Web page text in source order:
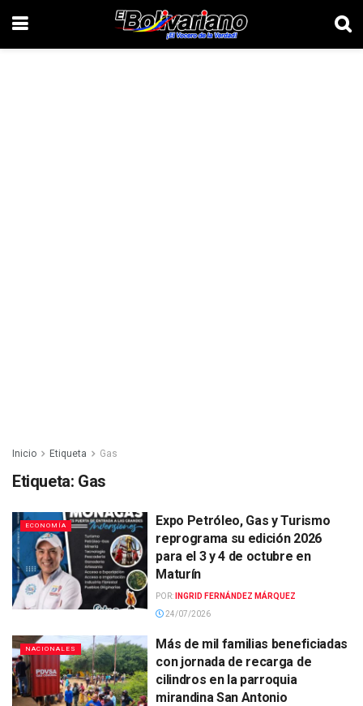
Inicio Etiqueta Gas
Etiqueta: Gas
ECONOMÍA
Expo Petróleo, Gas y Turismo
reprograma su edición 2026
para el 3 y 4 de octubre en
Maturín
POR:
INGRID FERNÁNDEZ MÁRQUEZ
24/07/2026
NACIONALES
Más de mil familias beneficiadas
con jornada de recarga de
cilindros en la parroquia
mirandina San Antonio